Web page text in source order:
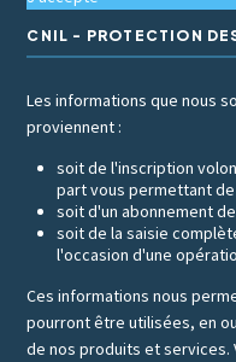
CNIL - PROTECTION
Les informations que nous
proviennent :
soit de l'inscription
part vous permettant
soit d'un abonnement
soit de la saisie
l'occasion d'une
Ces informations nous
pourront être utilisées, en
de nos produits et services.